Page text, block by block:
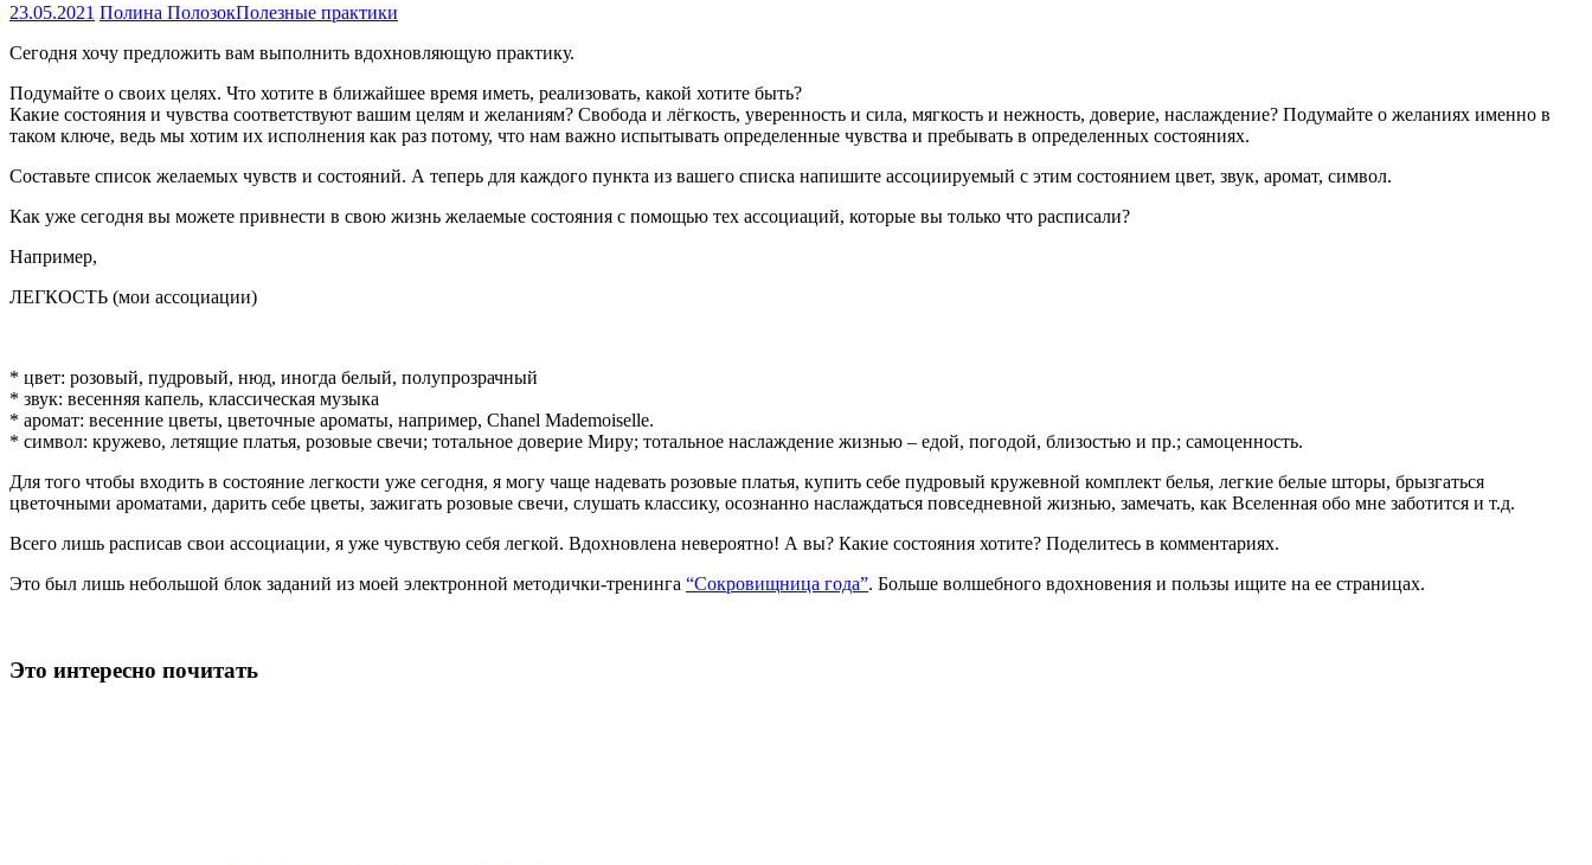
23.05.2021 Полина ПолозокПолезные практики
Сегодня хочу предложить вам выполнить вдохновляющую практику.
Подумайте о своих целях. Что хотите в ближайшее время иметь, реализовать, какой хотите быть?
Какие состояния и чувства соответствуют вашим целям и желаниям? Свобода и лёгкость, уверенность и сила, мягкость и нежность, доверие, наслаждение? Подумайте о желаниях именно в
таком ключе, ведь мы хотим их исполнения как раз потому, что нам важно испытывать определенные чувства и пребывать в определенных состояниях.
Составьте список желаемых чувств и состояний. А теперь для каждого пункта из вашего списка напишите ассоциируемый с этим состоянием цвет, звук, аромат, символ.
Как уже сегодня вы можете привнести в свою жизнь желаемые состояния с помощью тех ассоциаций, которые вы только что расписали?
Например,
ЛЕГКОСТЬ (мои ассоциации)
* цвет: розовый, пудровый, нюд, иногда белый, полупрозрачный
* звук: весенняя капель, классическая музыка
* аромат: весенние цветы, цветочные ароматы, например, Chanel Mademoiselle.
* символ: кружево, летящие платья, розовые свечи; тотальное доверие Миру; тотальное наслаждение жизнью – едой, погодой, близостью и пр.; самоценность.
Для того чтобы входить в состояние легкости уже сегодня, я могу чаще надевать розовые платья, купить себе пудровый кружевной комплект белья, легкие белые шторы, брызгаться
цветочными ароматами, дарить себе цветы, зажигать розовые свечи, слушать классику, осознанно наслаждаться повседневной жизнью, замечать, как Вселенная обо мне заботится и т.д.
Всего лишь расписав свои ассоциации, я уже чувствую себя легкой. Вдохновлена невероятно! А вы? Какие состояния хотите? Поделитесь в комментариях.
Это был лишь небольшой блок заданий из моей электронной методички-тренинга “Сокровищница года”. Больше волшебного вдохновения и пользы ищите на ее страницах.
Это интересно почитать